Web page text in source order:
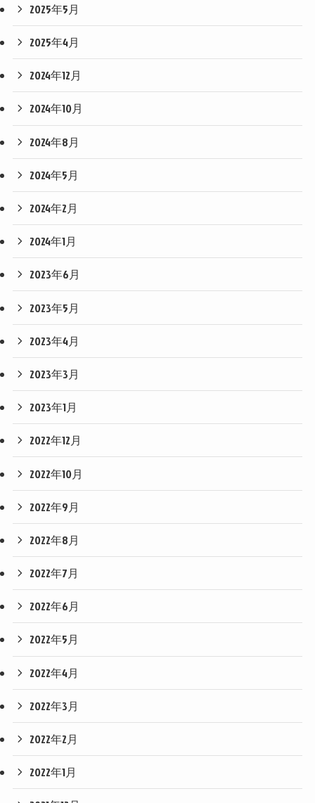
2025年5月
2025年4月
2024年12月
2024年10月
2024年8月
2024年5月
2024年2月
2024年1月
2023年6月
2023年5月
2023年4月
2023年3月
2023年1月
2022年12月
2022年10月
2022年9月
2022年8月
2022年7月
2022年6月
2022年5月
2022年4月
2022年3月
2022年2月
2022年1月